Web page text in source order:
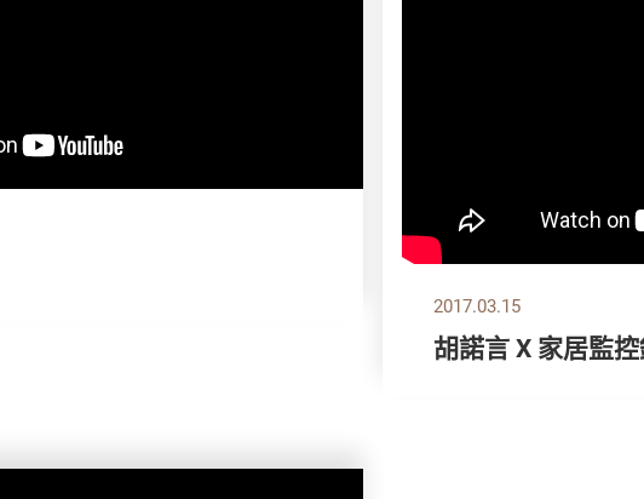
2017.03.15
胡諾言 X 家居監